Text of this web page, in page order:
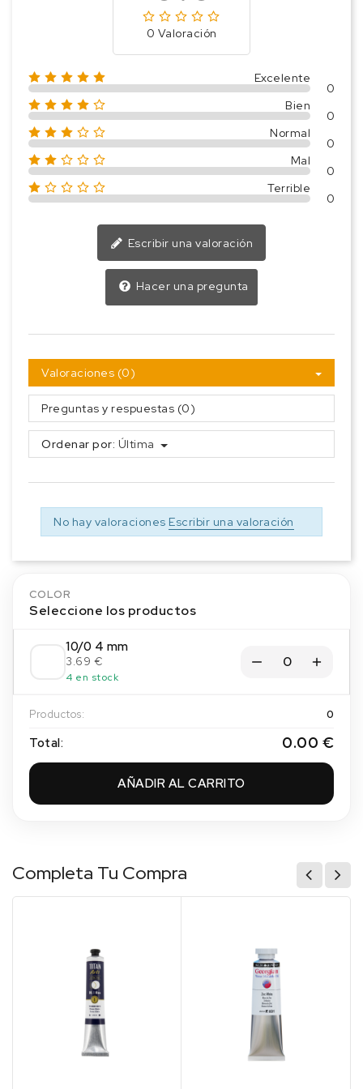
0 Valoración
Excelente
0
Bien
0
Normal
0
Mal
0
Terrible
0
Escribir una valoración
Hacer una pregunta
Valoraciones (0)
Preguntas y respuestas (0)
Ordenar por: Última
No hay valoraciones Escribir una valoración
COLOR
Seleccione los productos
10/0 4 mm
3.69 €
4 en stock
Productos: 0
Total: 0.00 €
AÑADIR AL CARRITO
Completa Tu Compra